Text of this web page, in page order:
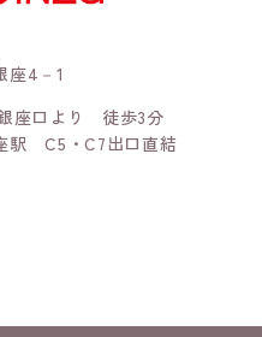
座4－1
座口より 徒歩3分
駅 C5・C7出口直結